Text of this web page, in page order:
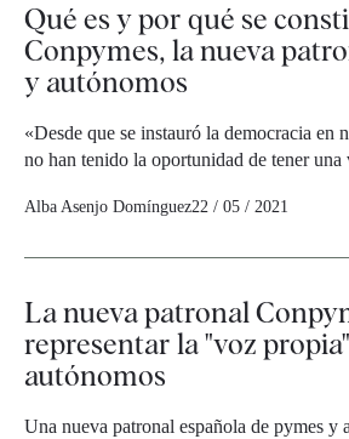
Qué es y por qué se
Conpymes, la nueva
y autónomos
«Desde que se instauró la democracia en
no han tenido la oportunidad de tener
Alba Asenjo Domínguez22 / 05 / 2021
La nueva patronal
representar la "voz
autónomos
Una nueva patronal española de pymes y